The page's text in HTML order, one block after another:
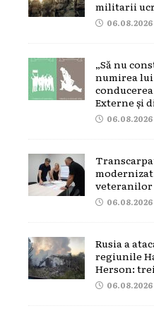
militarii
06.08.2026
„Să nu
numirea lui
Externe și
06.08.2026
veteranilor
06.08.2026
Rusia a
regiunile
Herson:
06.08.2026